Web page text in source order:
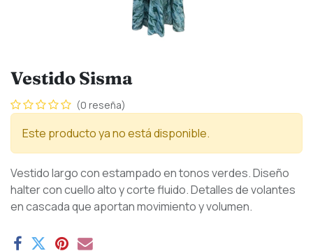
Vestido Sisma
(0 reseña)
Este producto ya no está disponible.
Vestido largo con estampado en tonos verdes. Diseño
halter con cuello alto y corte fluido. Detalles de volantes
en cascada que aportan movimiento y volumen.